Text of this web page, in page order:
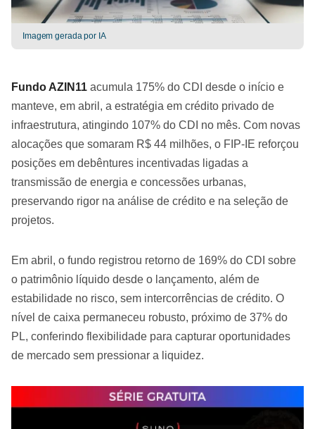
Imagem gerada por IA
Fundo AZIN11 acumula 175% do CDI desde o início e
manteve, em abril, a estratégia em crédito privado de
infraestrutura, atingindo 107% do CDI no mês. Com novas
alocações que somaram R$ 44 milhões, o FIP-IE reforçou
posições em debêntures incentivadas ligadas a
transmissão de energia e concessões urbanas,
preservando rigor na análise de crédito e na seleção de
projetos.
Em abril, o fundo registrou retorno de 169% do CDI sobre
o patrimônio líquido desde o lançamento, além de
estabilidade no risco, sem intercorrências de crédito. O
nível de caixa permaneceu robusto, próximo de 37% do
PL, conferindo flexibilidade para capturar oportunidades
de mercado sem pressionar a liquidez.